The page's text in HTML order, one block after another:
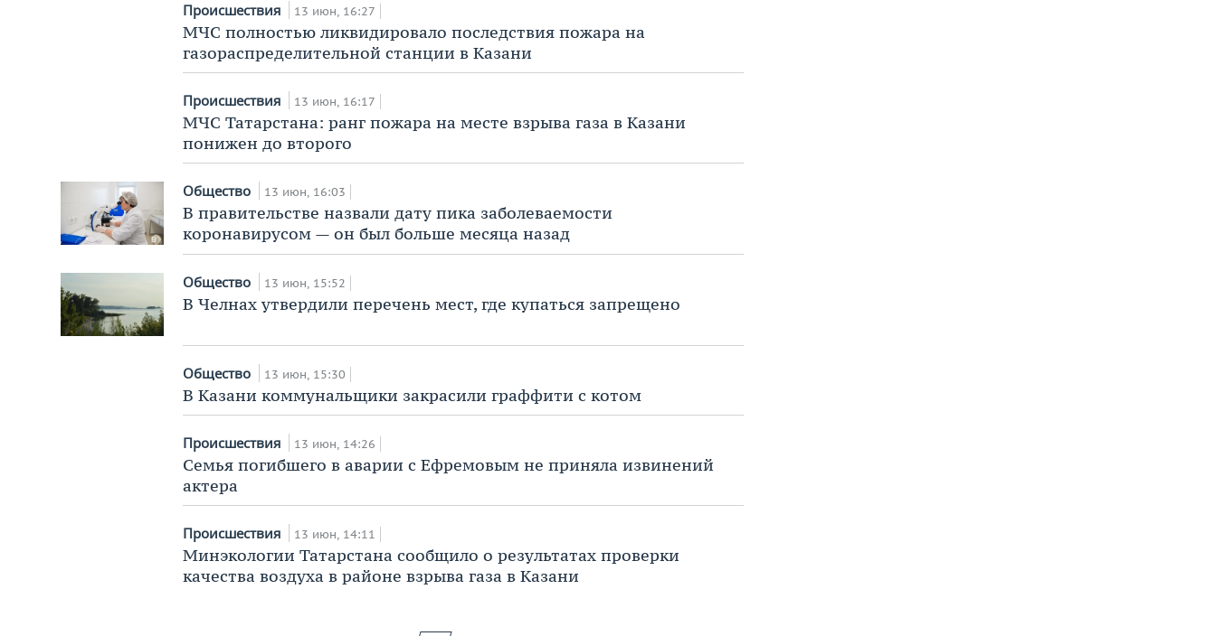
Происшествия 13 июн, 16:27
МЧС полностью ликвидировало последствия пожара на
газораспределительной станции в Казани
Происшествия 13 июн, 16:17
МЧС Татарстана: ранг пожара на месте взрыва газа в Казани
понижен до второго
Общество 13 июн, 16:03
В правительстве назвали дату пика заболеваемости
коронавирусом — он был больше месяца назад
Общество 13 июн, 15:52
В Челнах утвердили перечень мест, где купаться запрещено
Общество 13 июн, 15:30
В Казани коммунальщики закрасили граффити с котом
Происшествия 13 июн, 14:26
Семья погибшего в аварии с Ефремовым не приняла извинений
актера
Происшествия 13 июн, 14:11
Минэкологии Татарстана сообщило о результатах проверки
качества воздуха в районе взрыва газа в Казани